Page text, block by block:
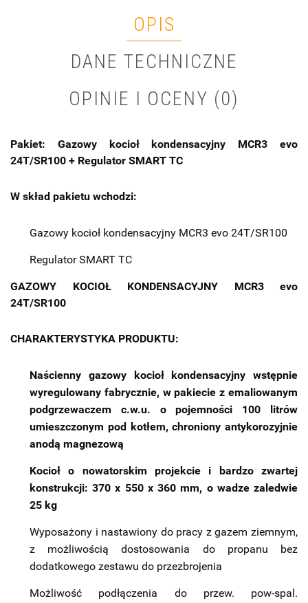
OPIS
DANE TECHNICZNE
OPINIE I OCENY (0)
Pakiet: Gazowy kocioł kondensacyjny
MCR3 evo
24T/SR100 + Regulator SMART TC
W skład pakietu wchodzi:
Gazowy kocioł kondensacyjny MCR3 evo 24T/SR100
Regulator SMART TC
GAZOWY KOCIOŁ KONDENSACYJNY MCR3 evo
24T/SR100
CHARAKTERYSTYKA PRODUKTU:
Naścienny gazowy kocioł kondensacyjny wstępnie
wyregulowany fabrycznie, w pakiecie z emaliowanym
podgrzewaczem c.w.u. o pojemności 100 litrów
umieszczonym pod kotłem, chroniony antykorozyjnie
anodą magnezową
Kocioł o nowatorskim projekcie i bardzo zwartej
konstrukcji: 370 x 550 x 360 mm, o wadze zaledwie
25 kg
Wyposażony i nastawiony do pracy z gazem ziemnym,
z możliwością dostosowania do propanu bez
dodatkowego zestawu do przezbrojenia
Możliwość podłączenia do przew. pow-spal.